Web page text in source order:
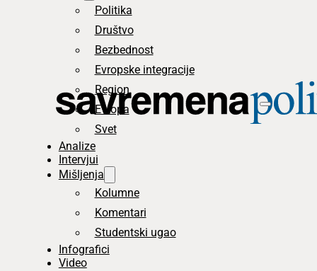
Politika
Društvo
Bezbednost
Evropske integracije
Region
Evropa
Svet
Analize
Intervjui
Mišljenja
Kolumne
Komentari
Studentski ugao
Infografici
Video